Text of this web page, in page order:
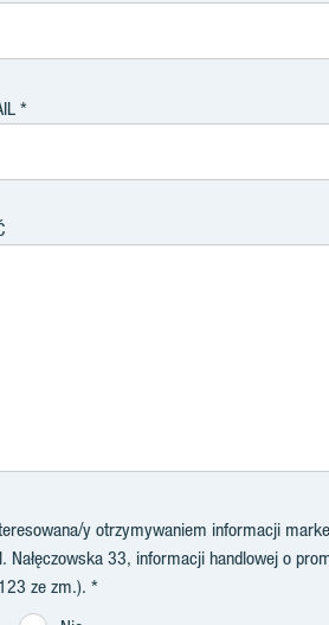
y otrzymywaniem informacji
Nałęczowska 33, informacji handlowej o
ze zm.).